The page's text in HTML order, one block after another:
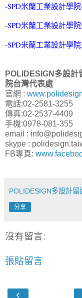
-SPD米蘭工業設計學
-SPD米蘭工業設計學
-SPD米蘭工業設計學
POLIDESIGN多設
院台灣代表處
官網 :
電話:02-2581-3255
傳真:02-2537-4409
手機:0978-081-355
email :
skype :
FB專頁:
POLIDESIGN多設計留
分享
沒有留言:
張貼留言
‹